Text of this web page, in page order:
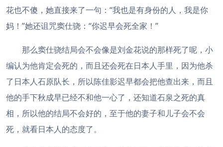
花也不傻，她直接来了一句：“我也是有身份的人，我是你
妈！”她还诅咒窦仕骁：“你迟早会死全家！”
那么窦仕骁结局会不会像是刘金花说的那样死了呢，小
编认为他肯定会死的，而且还会死在日本人手里，因为他杀
了日本人石原队长，所以陈佳影迟早都会把他查出来，而且
他的手下秋成早已经不和他一心了，还知道石泉之死的真
相，所以他的结局不会好的，至于他的妻子和儿子会不会
死，就看日本人的态度了。